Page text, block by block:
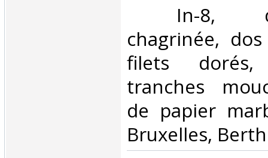
In-8,
chagrinée,
filets
tranches
de papier
Bruxelles,